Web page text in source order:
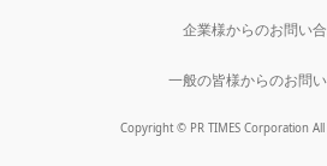
企業様からのお問い
一般の皆様からのお問
Copyright © PR TIMES Corporation All